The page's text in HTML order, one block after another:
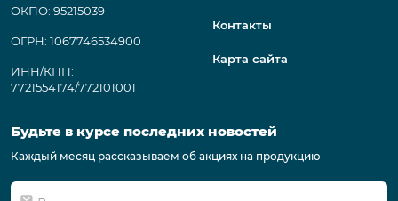
ОКПО: 95215039
ОГРН: 1067746534900
ИНН/КПП:
7721554174/772101001
Контакты
Карта сайта
Будьте в курсе последних новостей
Каждый месяц рассказываем об акциях на продукцию